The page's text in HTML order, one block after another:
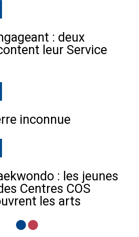
: deux
leur Service
inconnue
: les jeunes
Centres COS
les arts
à l'externe
de jour à la MAS
: 2 partenaires en